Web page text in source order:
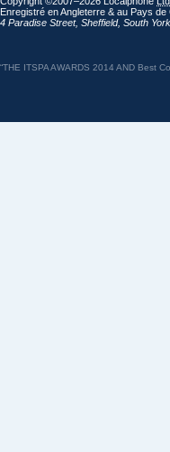
Enregistré en Angleterre & au Pays de
4 Paradise Street, Sheffield, South
“THE ITSPA AWARDS 2014 AND Best